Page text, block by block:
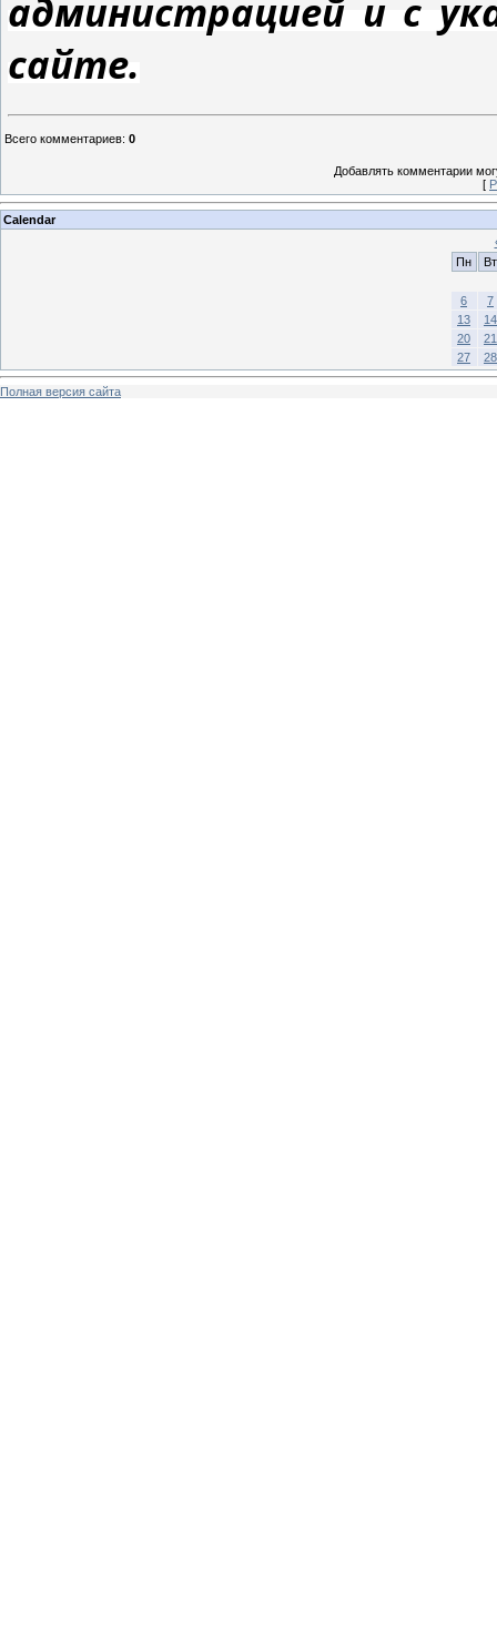
администрацией и с
сайте.
Всего комментариев: 0
Добавлять комментарии
[
Calendar
Пн
Вт
6
7
13
14
20
21
27
28
Полная версия сайта